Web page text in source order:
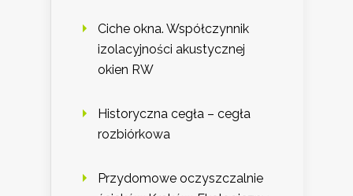
Ciche okna. Współczynnik
izolacyjności akustycznej
okien RW
Historyczna cegła – cegła
rozbiórkowa
Przydomowe oczyszczalnie